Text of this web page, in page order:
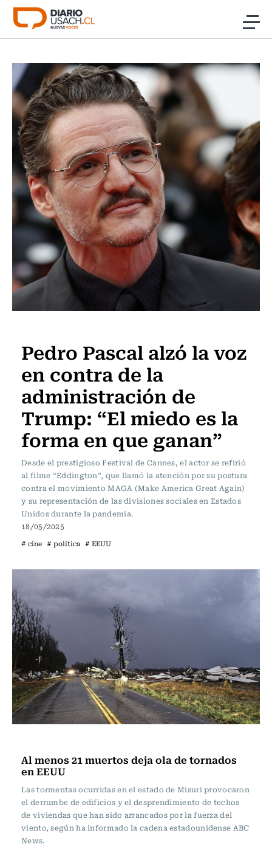
Click acá para ir directamente al contenido
Investigación
Cultura
Programas Radio y TV Usach
Pedro Pascal alzó la voz
en contra de la
administración de
Trump: “El miedo es la
forma en que ganan”
Desde el prestigioso Festival de Cannes, el actor se refirió
al filme “Eddington”, que llamó la atención por su postura
contra el movimiento MAGA (Make America Great Again)
y su representación de las divisiones sociales en Estados
Unidos durante la pandemia.
18/05/2025
# cine # política # EEUU
Al menos 21 muertos deja ola de tornados
en EEUU
Las tormentas ocurridas en el estado de Misuri provocaron
el derrumbe de edificios y el desprendimiento de techos
de viviendas que han sido arrancados por la fuerza del
viento, según ha informado la cadena estadounidense ABC
News.